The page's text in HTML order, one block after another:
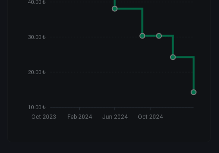
40.00 ₺
30.00 ₺
20.00 ₺
10.00 ₺
Oct 2023 Feb 2024 Jun 2024 Oct 2024